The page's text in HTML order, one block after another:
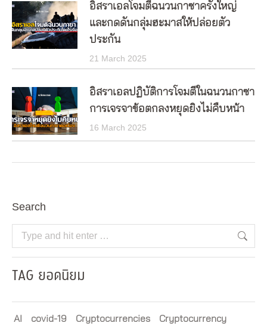
อิสราเอลโจมตีฉนวนกาซาครั้งใหญ่
และกดดันกลุ่มฮะมาสให้ปล่อยตัว
ประกัน
21 March 2025
อิสราเอลปฏิบัติการโจมตีในฉนวนกาซา
การเจรจาข้อตกลงหยุดยิงไม่คืบหน้า
16 March 2025
Search
Search:
TAG ยอดนิยม
AI covid-19 Cryptocurrencies
Cryptocurrency